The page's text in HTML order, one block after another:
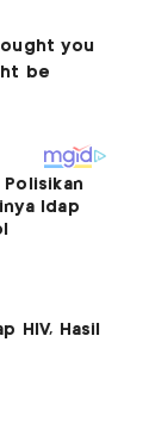
Polisikan
Idap
HIV, Hasil